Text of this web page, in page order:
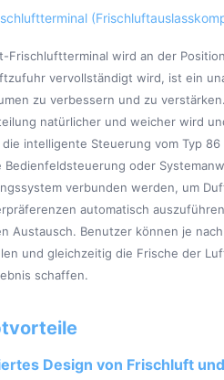
Frischluftterminal wird an der
vervollständigt wird, ist ein
zu verbessern und zu
natürlicher und weicher wird
die intelligente Steuerung vom Typ
Bedienfeldsteuerung oder
verbunden werden, um
automatisch
Austausch. Benutzer können je
und gleichzeitig die Frische der
schaffen.
Design von Frischluft